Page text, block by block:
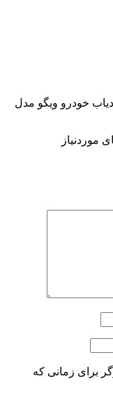
خودرو ویگو مدل
موردنیاز
برای زمانی که